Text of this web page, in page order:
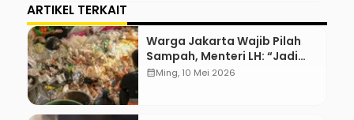
ARTIKEL TERKAIT
Warga Jakarta Wajib Pilah
Sampah, Menteri LH: “Jadi
Contoh Nih”
calendar_monthMing, 10 Mei 2026